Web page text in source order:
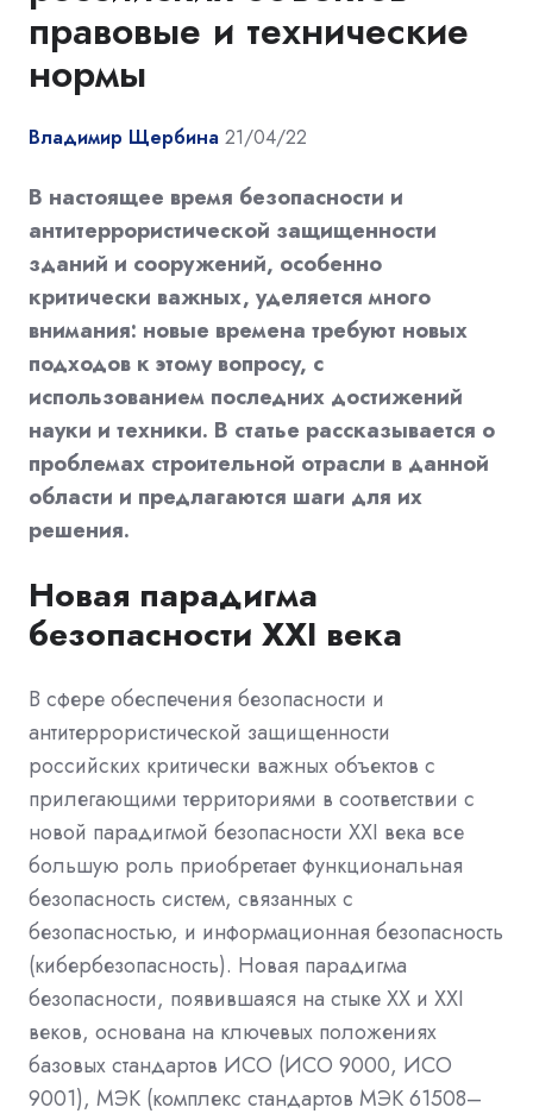
правовые и технические
нормы
Владимир Щербина 21/04/22
В настоящее время безопасности и
антитеррористической защищенности
зданий и сооружений, особенно
критически важных, уделяется много
внимания: новые времена требуют новых
подходов к этому вопросу, с
использованием последних достижений
науки и техники. В статье рассказывается о
проблемах строительной отрасли в данной
области и предлагаются шаги для их
решения.
Новая парадигма
безопасности XXI века
В сфере обеспечения безопасности и
антитеррористической защищенности
российских критически важных объектов с
прилегающими территориями в соответствии с
новой парадигмой безопасности XXI века все
большую роль приобретает функциональная
безопасность систем, связанных с
безопасностью, и информационная безопасность
(кибербезопасность). Новая парадигма
безопасности, появившаяся на стыке XX и XXI
веков, основана на ключевых положениях
базовых стандартов ИСО (ИСО 9000, ИСО
9001), МЭК (комплекс стандартов МЭК 61508–